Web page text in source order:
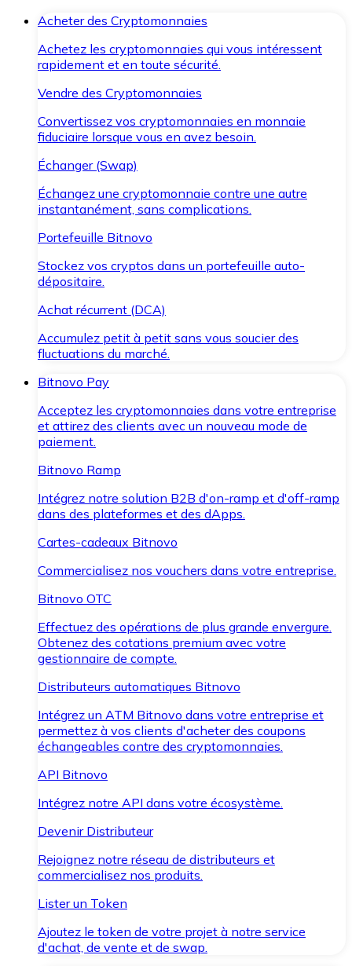
Acheter des Cryptomonnaies
Achetez les cryptomonnaies qui vous intéressent
rapidement et en toute sécurité.
Vendre des Cryptomonnaies
Convertissez vos cryptomonnaies en monnaie
fiduciaire lorsque vous en avez besoin.
Échanger (Swap)
Échangez une cryptomonnaie contre une autre
instantanément, sans complications.
Portefeuille Bitnovo
Stockez vos cryptos dans un portefeuille auto-
dépositaire.
Achat récurrent (DCA)
Accumulez petit à petit sans vous soucier des
fluctuations du marché.
Bitnovo Pay
Acceptez les cryptomonnaies dans votre entreprise
et attirez des clients avec un nouveau mode de
paiement.
Bitnovo Ramp
Intégrez notre solution B2B d'on-ramp et d'off-ramp
dans des plateformes et des dApps.
Cartes-cadeaux Bitnovo
Commercialisez nos vouchers dans votre entreprise.
Bitnovo OTC
Effectuez des opérations de plus grande envergure.
Obtenez des cotations premium avec votre
gestionnaire de compte.
Distributeurs automatiques Bitnovo
Intégrez un ATM Bitnovo dans votre entreprise et
permettez à vos clients d'acheter des coupons
échangeables contre des cryptomonnaies.
API Bitnovo
Intégrez notre API dans votre écosystème.
Devenir Distributeur
Rejoignez notre réseau de distributeurs et
commercialisez nos produits.
Lister un Token
Ajoutez le token de votre projet à notre service
d'achat, de vente et de swap.